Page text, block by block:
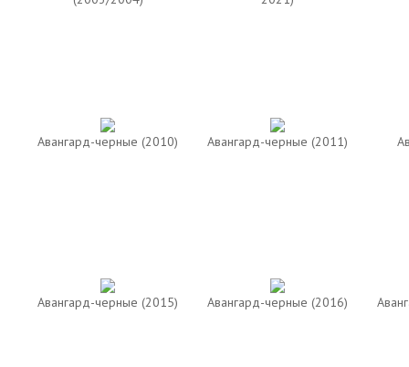
Авангард-черные (2010) Авангард-черные (2011)
Авангард-черные (2015) Авангард-черные (2016)